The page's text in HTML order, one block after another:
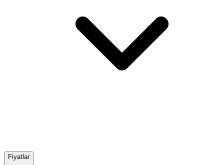
Fiyatlar